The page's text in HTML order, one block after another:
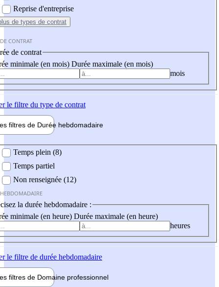
Reprise d'entreprise
de types de contrat
CONTRAT
de contrat
minimale (en mois) Durée maximale (en mois)
mois
le filtre du type de contrat
filtres de Durée hebdomadaire
Temps plein (8)
Temps partiel
Non renseignée (12)
la durée hebdomadaire :
minimale (en heure) Durée maximale (en heure)
heures
le filtre de durée hebdomadaire
filtres de Domaine professionnel